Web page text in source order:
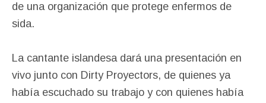
de una organización que protege enfermos de
sida.
La cantante islandesa dará una presentación en
vivo junto con Dirty Proyectors, de quienes ya
había escuchado su trabajo y con quienes había